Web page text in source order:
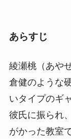
あらすじ
綾瀬桃（あや
倉健のような
いタイプのギ
彼氏に振られ
がかった教室